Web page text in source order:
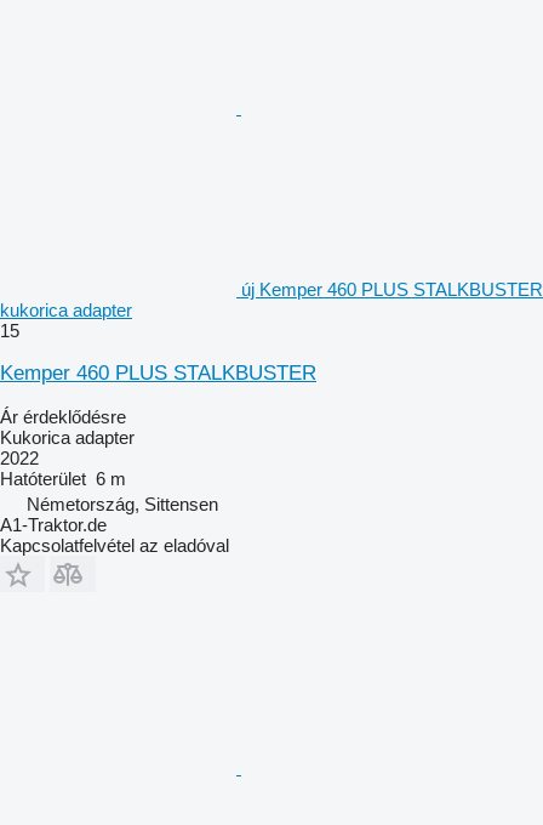
új Kemper 460 PLUS STALKBUSTER
kukorica adapter
15
Kemper 460 PLUS STALKBUSTER
Ár érdeklődésre
Kukorica adapter
2022
Hatóterület 6 m
Németország, Sittensen
A1-Traktor.de
Kapcsolatfelvétel az eladóval